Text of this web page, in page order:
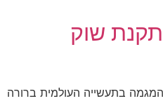
שוק
בתעשייה העולמית ברורה